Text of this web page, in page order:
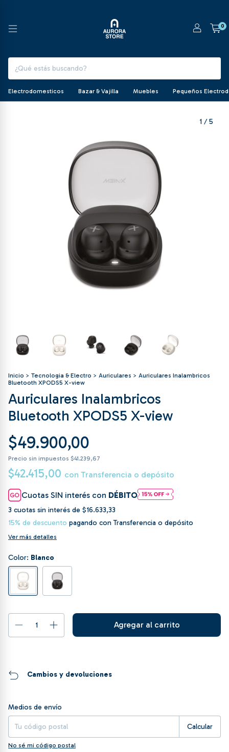
0
Electrodomesticos Bazar & Vajilla Muebles Pequeños
1 /5
Inicio > Tecnologia & Electro > Auriculares > Auriculares Inalambricos
Bluetooth XPODS5 X-view
Auriculares Inalambricos
Bluetooth XPODS5 X-view
$49.900,00
Precio sin impuestos $41.239,67
$42.415,00 con Transferencia o depósito
Cuotas SIN interés con DÉBITO
3 cuotas sin interés de $16.633,33
15% de descuento pagando con Transferencia o depósito
Ver más detalles
Color: Blanco
Cambios y devoluciones
Entregas para el CP:
Medios de envío
Calcular
No sé mi código postal